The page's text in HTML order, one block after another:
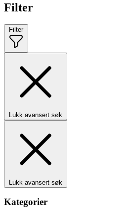
Filter
Filter
Lukk avansert søk
Lukk avansert søk
Kategorier